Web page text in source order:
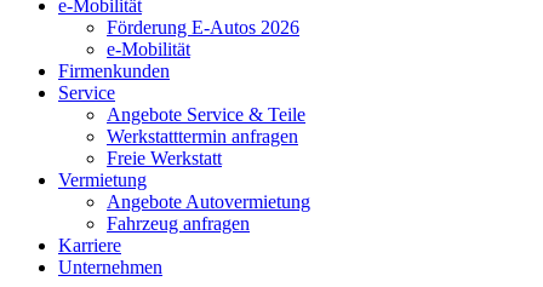
e-Mobilität
Förderung E-Autos 2026
e-Mobilität
Firmenkunden
Service
Angebote Service & Teile
Werkstatttermin anfragen
Freie Werkstatt
Vermietung
Angebote Autovermietung
Fahrzeug anfragen
Karriere
Unternehmen